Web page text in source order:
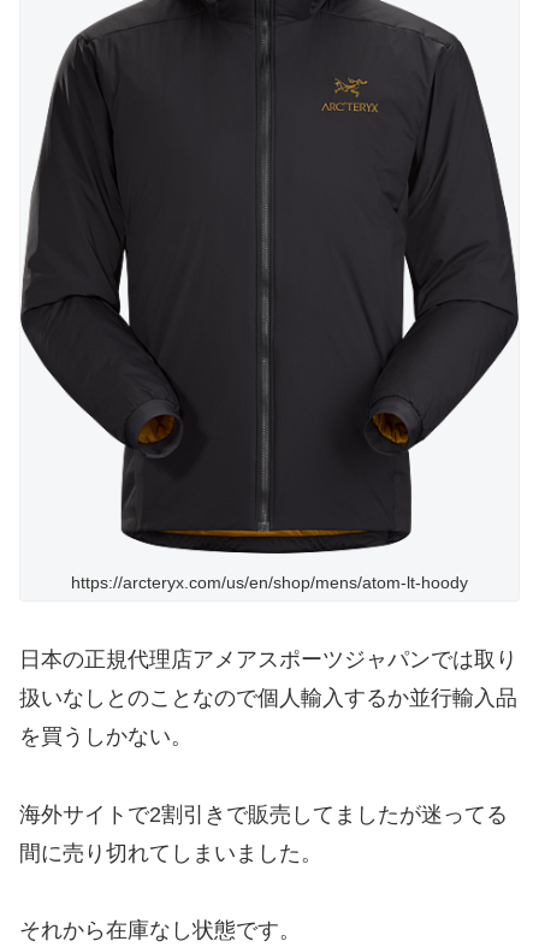
https://arcteryx.com/us/en/shop/mens/atom-lt-hoody
日本の正規代理店アメアスポーツジャパンでは取り
扱いなしとのことなので個人輸入するか並行輸入品
を買うしかない。
海外サイトで2割引きで販売してましたが迷ってる
間に売り切れてしまいました。
それから在庫なし状態です。